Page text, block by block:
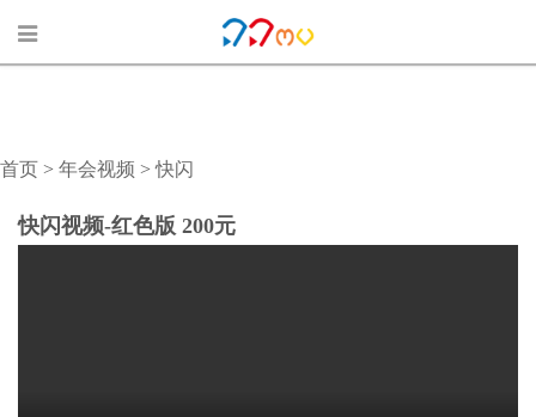
首页 > 年会视频 >快闪
快闪视频-红色版 200元